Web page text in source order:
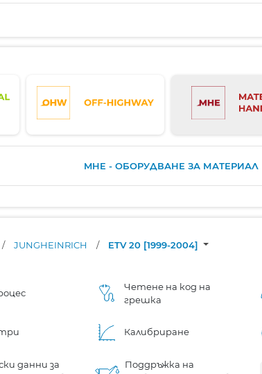
MHE - ОБОРУДВАНЕ ЗА МАТЕРИАЛ
/ JUNGHEINRICH / ETV 20 [1999-2004]
Четене на код на
грешка
Калибриране
данни за
Поддръжка на